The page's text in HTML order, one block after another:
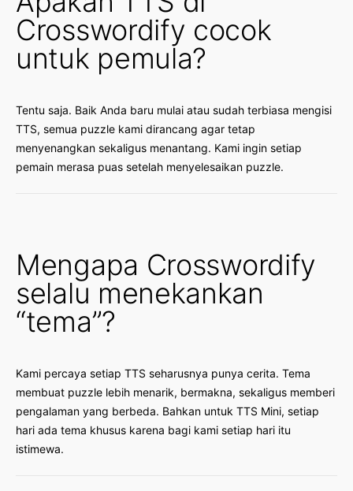
Crosswordify cocok
untuk pemula?
Tentu saja. Baik Anda baru mulai atau sudah terbiasa mengisi
TTS, semua puzzle kami dirancang agar tetap
menyenangkan sekaligus menantang. Kami ingin setiap
pemain merasa puas setelah menyelesaikan puzzle.
Mengapa Crosswordify
selalu menekankan
“tema”?
Kami percaya setiap TTS seharusnya punya cerita. Tema
membuat puzzle lebih menarik, bermakna, sekaligus memberi
pengalaman yang berbeda. Bahkan untuk TTS Mini, setiap
hari ada tema khusus karena bagi kami setiap hari itu
istimewa.